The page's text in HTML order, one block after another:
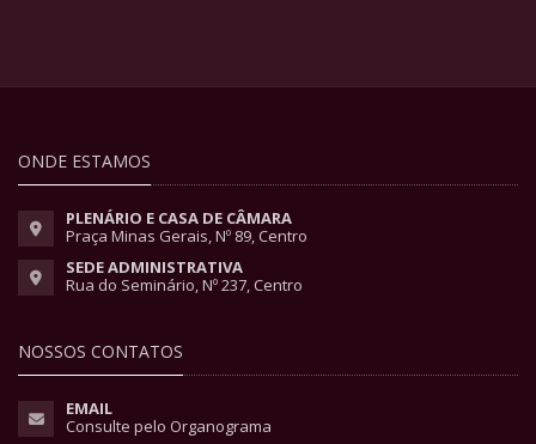
ONDE ESTAMOS
PLENÁRIO E CASA DE CÂMARA
Praça Minas Gerais, Nº 89, Centro
SEDE ADMINISTRATIVA
Rua do Seminário, Nº 237, Centro
NOSSOS CONTATOS
EMAIL
Consulte pelo Organograma